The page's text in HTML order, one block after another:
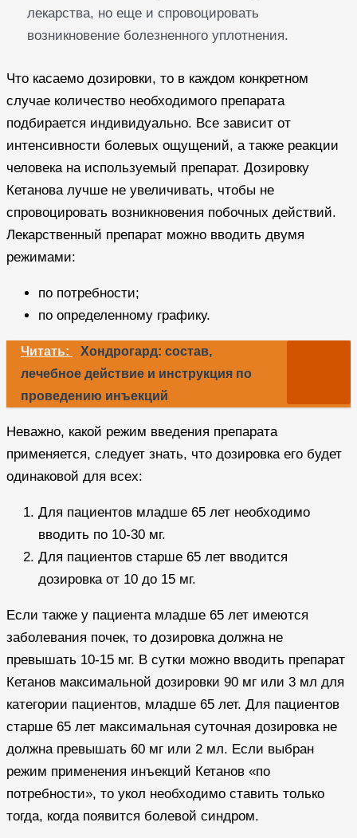
лекарства, но еще и спровоцировать
возникновение болезненного уплотнения.
Что касаемо дозировки, то в каждом конкретном
случае количество необходимого препарата
подбирается индивидуально. Все зависит от
интенсивности болевых ощущений, а также реакции
человека на используемый препарат. Дозировку
Кетанова лучше не увеличивать, чтобы не
спровоцировать возникновения побочных действий.
Лекарственный препарат можно вводить двумя
режимами:
по потребности;
по определенному графику.
Читать:
Хондрогард: состав,
лечебное действие и инструкция по
проведению инъекций
Неважно, какой режим введения препарата
применяется, следует знать, что дозировка его будет
одинаковой для всех:
Для пациентов младше 65 лет необходимо
вводить по 10-30 мг.
Для пациентов старше 65 лет вводится
дозировка от 10 до 15 мг.
Если также у пациента младше 65 лет имеются
заболевания почек, то дозировка должна не
превышать 10-15 мг. В сутки можно вводить препарат
Кетанов максимальной дозировки 90 мг или 3 мл для
категории пациентов, младше 65 лет. Для пациентов
старше 65 лет максимальная суточная дозировка не
должна превышать 60 мг или 2 мл. Если выбран
режим применения инъекций Кетанов «по
потребности», то укол необходимо ставить только
тогда, когда появится болевой синдром.